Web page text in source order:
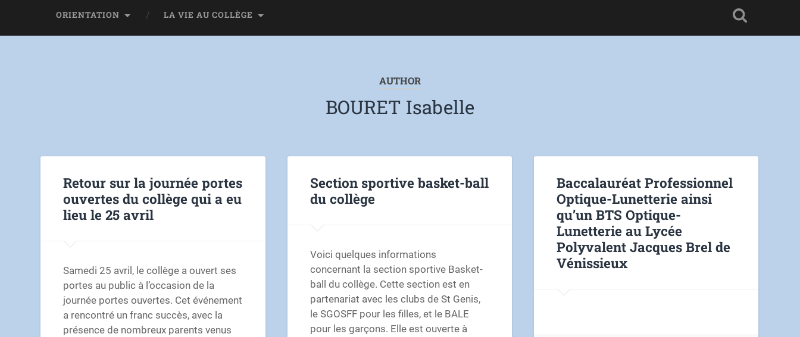
ORIENTATION LA VIE AU COLLÈGE
AUTHOR
BOURET Isabelle
Retour sur la journée portes
ouvertes du collège qui a eu
lieu le 25 avril
Samedi 25 avril, le collège a ouvert ses
portes au public à l’occasion de la
journée portes ouvertes. Cet événement
a rencontré un franc succès, avec la
présence de nombreux parents venus
Section sportive basket-ball
du collège
Voici quelques informations
concernant la section sportive Basket-
ball du collège. Cette section est en
partenariat avec les clubs de St Genis,
le SGOSFF pour les filles, et le BALE
pour les garçons. Elle est ouverte à
Baccalauréat Professionnel
Optique-Lunetterie ainsi
qu’un BTS Optique-
Lunetterie au Lycée
Polyvalent Jacques Brel de
Vénissieux